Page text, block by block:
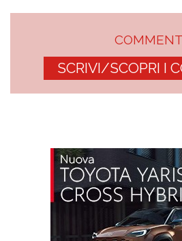
SCRIVI/SCOPRI I